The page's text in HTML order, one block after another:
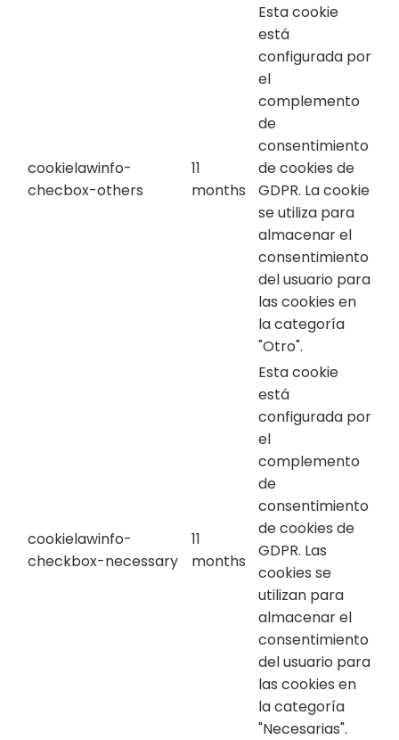
cookielawinfo-
checbox-others
11
months
Esta cookie
está
configurada por
el
complemento
de
consentimiento
de cookies de
GDPR. La cookie
se utiliza para
almacenar el
consentimiento
del usuario para
las cookies en
la categoría
"Otro".
cookielawinfo-
checkbox-necessary
11
months
Esta cookie
está
configurada por
el
complemento
de
consentimiento
de cookies de
GDPR. Las
cookies se
utilizan para
almacenar el
consentimiento
del usuario para
las cookies en
la categoría
"Necesarias".